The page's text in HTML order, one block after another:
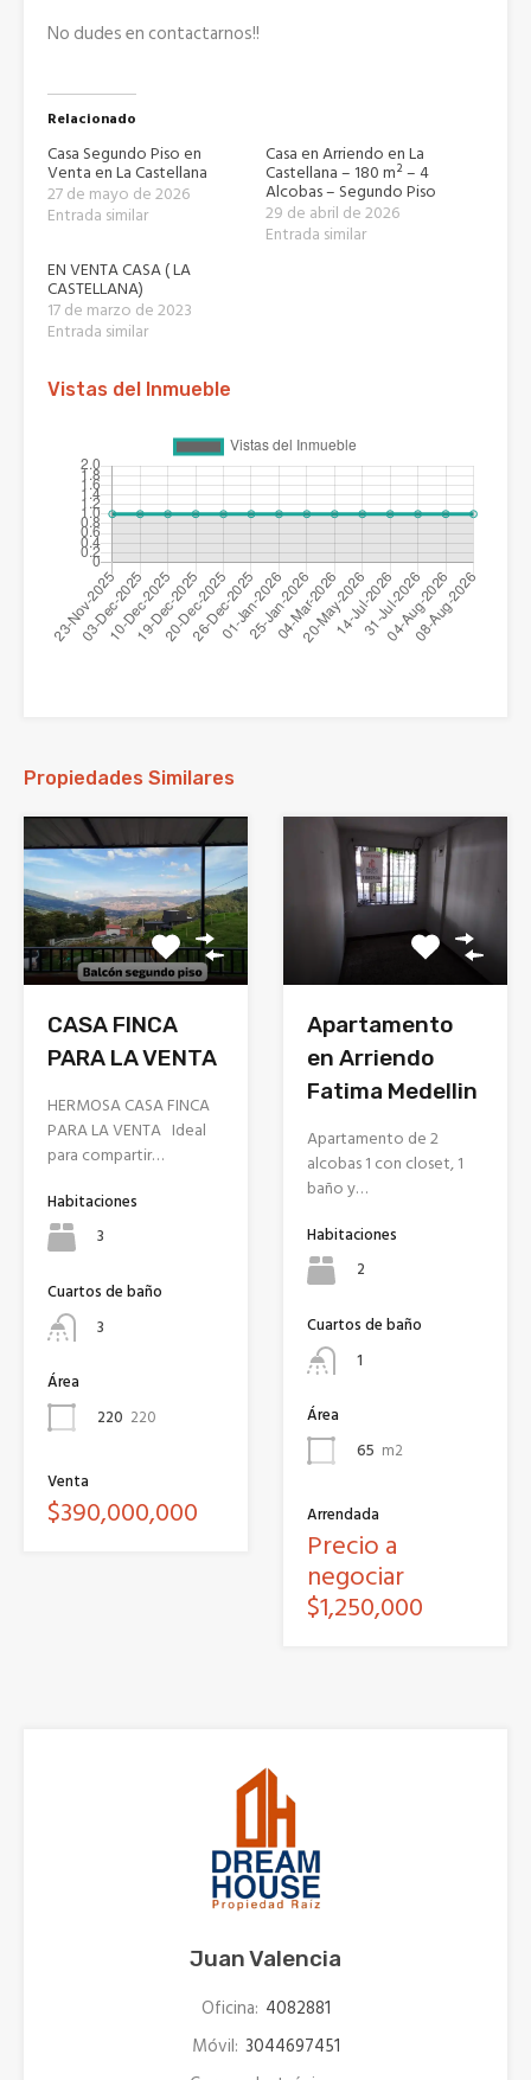
No dudes en contactarnos!!
Relacionado
Casa Segundo Piso en
Venta en La Castellana
27 de mayo de 2026
Entrada similar
Casa en Arriendo en La
Castellana – 180 m² – 4
Alcobas – Segundo Piso
29 de abril de 2026
Entrada similar
EN VENTA CASA ( LA
CASTELLANA)
17 de marzo de 2023
Entrada similar
Vistas del Inmueble
Propiedades Similares
CASA FINCA
PARA LA VENTA
HERMOSA CASA FINCA
PARA LA VENTA Ideal
para compartir…
Habitaciones
3
Cuartos de baño
3
Área
220 220
Venta
$390,000,000
Apartamento
en Arriendo
Fatima Medellin
Apartamento de 2
alcobas 1 con closet, 1
baño y…
Habitaciones
2
Cuartos de baño
1
Área
65 m2
Arrendada
Precio a
negociar
$1,250,000
Juan Valencia
Oficina: 4082881
Móvil: 3044697451